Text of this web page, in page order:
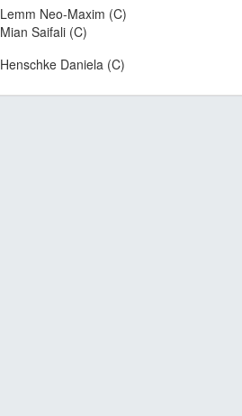
Lemm Neo-Maxim (C)
Mian Saifali (C)
Henschke Daniela (C)